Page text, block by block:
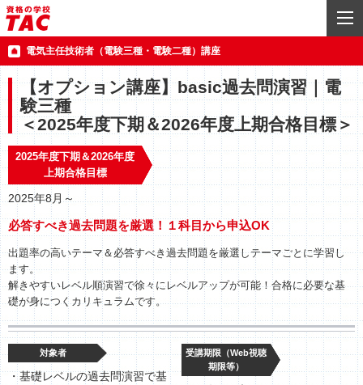
電気主任技術者（電験三種・電験二種）講座
【オプション講座】basic過去問演習｜電
験三種
＜2025年度下期＆2026年度上期合格目標＞
2025年度下期＆2026年度
上期合格目標
2025年8月～
必答すべき過去問題を厳選！１科目から申込OK
出題率の高いテーマ＆必答すべき過去問題を厳選しテーマごとに学習し
ます。
解きやすいレベル順演習で徐々にレベルアップが可能！合格に必要な基
礎が身につくカリキュラムです。
対象者
・基礎レベルの過去問演習で基
受講期限（Web視聴
期限等）